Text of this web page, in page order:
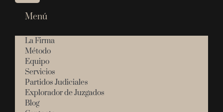
Menú
La Firma
Método
Equipo
Servicios
Partidos Judiciales
Explorador de Juzgados
Blog